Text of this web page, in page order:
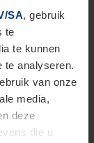
SA, gebruik
te
te kunnen
te analyseren.
van onze
media,
deze
die u